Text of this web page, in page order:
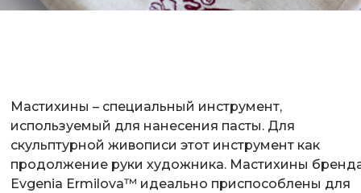
Мастихины – специальный инструмент,
используемый для нанесения пасты. Для
скульптурной живописи этот инструмент как
продолжение руки художника. Мастихины
Evgenia Ermilova™ идеально приспособлены для